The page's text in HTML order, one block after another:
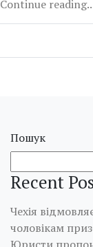
Continue
Пошук
Recent
Чехія
чоловікам